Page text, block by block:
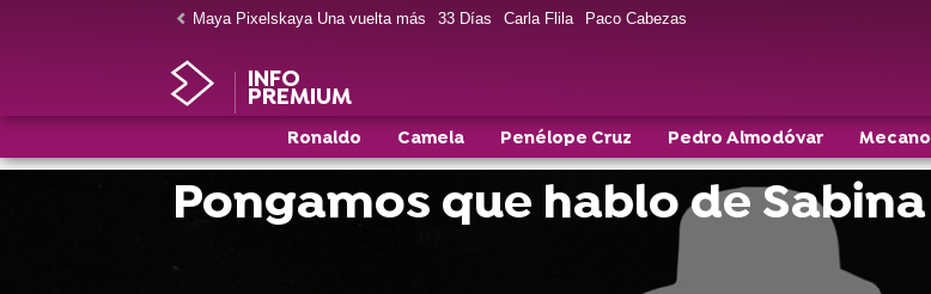
Maya Pixelskaya Una vuelta más 33 Días Carla Flila Paco Cabezas
INFO
PREMIUM
Ronaldo Camela Penélope Cruz Pedro Almodóvar Mecano
Pongamos que hablo de Sabina